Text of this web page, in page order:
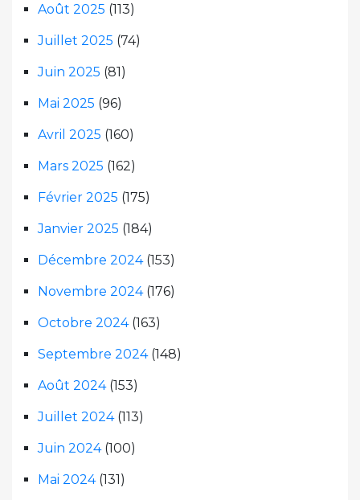
Août 2025 (113)
Juillet 2025 (74)
Juin 2025 (81)
Mai 2025 (96)
Avril 2025 (160)
Mars 2025 (162)
Février 2025 (175)
Janvier 2025 (184)
Décembre 2024(153)
Novembre 2024(176)
Octobre 2024(163)
Septembre 2024(148)
Août 2024(153)
Juillet 2024(113)
Juin 2024(100)
Mai 2024(131)